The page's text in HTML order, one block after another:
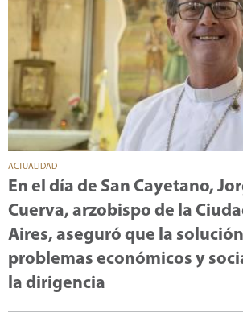
ACTUALIDAD
En el día de San Cayetano,
Cuerva, arzobispo de la
Aires, aseguró que la
problemas económicos y
la dirigencia